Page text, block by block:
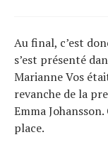
Au final, c’est
s’est présenté
Marianne Vos
revanche de la
Emma
place.